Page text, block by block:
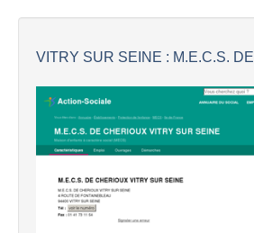
VITRY SUR SEINE : M.E.C.S.